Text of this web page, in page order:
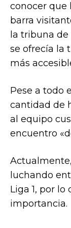
conocer que
barra
la tribuna
se ofrecía la
más
Pese a todo
cantidad de
al equipo
encuentro
luchando
Liga 1, por
importancia.